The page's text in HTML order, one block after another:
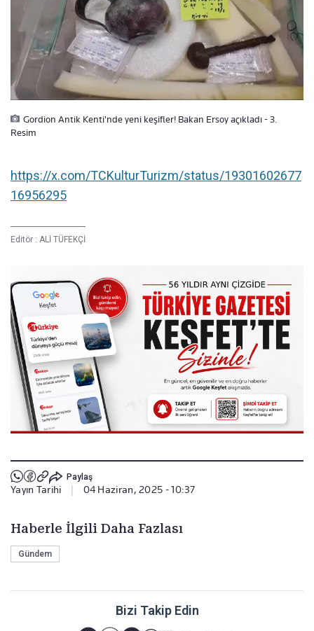
Gordion Antik Kenti'nde yeni keşifler! Bakan Ersoy açıkladı - 3.
Resim
https://x.com/TCKulturTurizm/status/19301602677
16956295
Editör : ALİ TÜFEKÇİ
Paylaş
Yayın Tarihi 04 Haziran, 2025 - 10:37
Haberle İlgili Daha Fazlası
Gündem
Bizi Takip Edin